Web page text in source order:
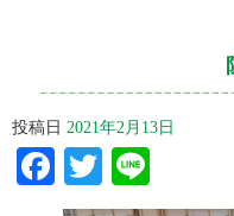
投稿日 2021年2月13日
Facebook
Twitter